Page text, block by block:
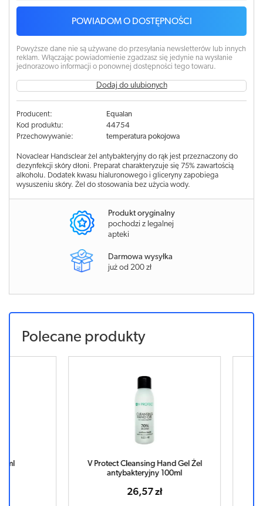
POWIADOM O DOSTĘPNOŚCI
Powyższe dane nie są używane do przesyłania newsletterów lub innych
reklam. Włączając powiadomienie zgadzasz się jedynie na wysłanie
jednorazowo informacji o ponownej dostępności tego towaru.
Dodaj do ulubionych
Producent:
Equalan
Kod produktu:
44754
Przechowywanie:
temperatura pokojowa
Novaclear Handsclear żel antybakteryjny do rąk jest przeznaczony do
dezynfekcji skóry dłoni. Preparat charakteryzuje się 75% zawartością
alkoholu. Dodatek kwasu hialuronowego i gliceryny zapobiega
wysuszeniu skóry. Żel do stosowania bez użycia wody.
Produkt oryginalny
pochodzi z legalnej
apteki
Darmowa wysyłka
już od 200 zł
Polecane produkty
V Protect Cleansing Hand Gel Żel
antybakteryjny 100ml
26,57 zł